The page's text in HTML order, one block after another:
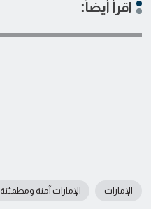
اقرأ أيضاً:
الإمارات الإمارات آمنة ومطمئنة